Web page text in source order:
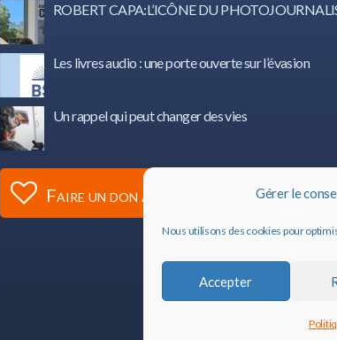
Gérer le
Nous utilisons des cookies pour
Accepter
ROBERT CAPA:L’ICÔNE DU
Les livres audio : une porte ouverte sur l’évasion
Un rappel qui peut changer des vies
Faire un don à ALIS